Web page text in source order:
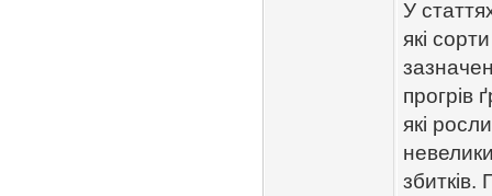
У
які
прогрів
які
збитків.